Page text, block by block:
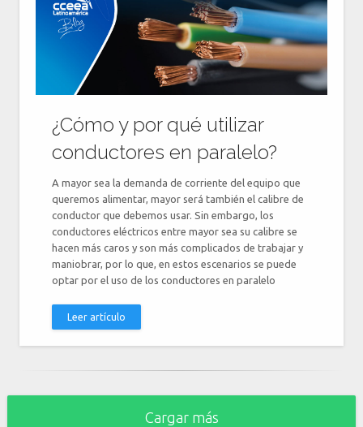
¿Cómo y por qué utilizar
conductores en paralelo?
A mayor sea la demanda de corriente del equipo que
queremos alimentar, mayor será también el calibre de
conductor que debemos usar. Sin embargo, los
conductores eléctricos entre mayor sea su calibre se
hacen más caros y son más complicados de trabajar y
maniobrar, por lo que, en estos escenarios se puede
optar por el uso de los conductores en paralelo
Leer artículo
Cargar más